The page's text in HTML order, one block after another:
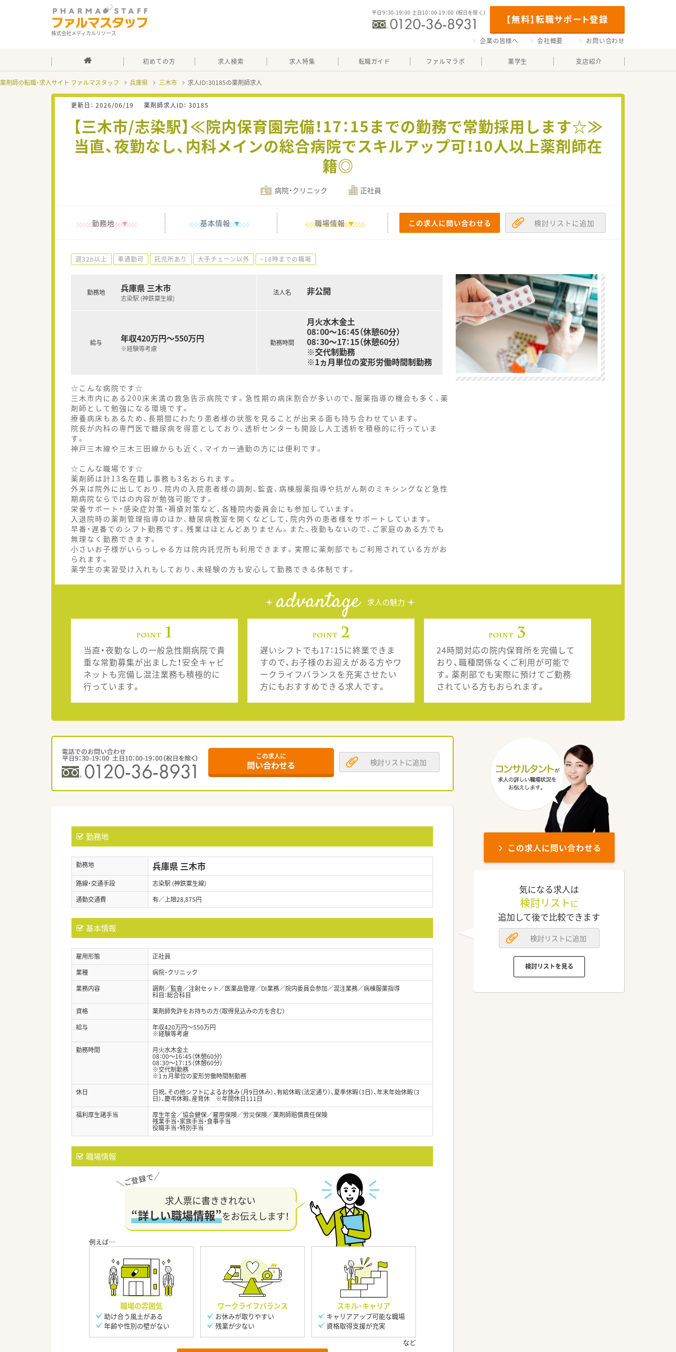
株式会社メディカルリソース
【無料】転職サポート登録
平日9：30-19：00 土日10：00-19：00 （祝日を除く）
企業の皆様へ 会社概要 お問い合わせ
初めての方 求人検索 求人特集 転職ガイド ファルマラボ 薬学生 支店紹介
薬剤師の転職・求人サイト ファルマスタッフ 兵庫県 三木市 求人ID：30185の薬剤師求人
更新日： 2026/06/19 薬剤師求人ID： 30185
【三木市/志染駅】≪院内保育園完備！17：15までの勤務で常勤採用します☆≫
当直、夜勤なし、内科メインの総合病院でスキルアップ可！10人以上薬剤師在
籍◎
病院・クリニック 正社員
勤務地 基本情報 職場情報 この求人に問い合わせる 検討リストに追加
週32h以上 車通勤可 託児所あり 大手チェーン以外 ~18時までの職場
勤務地 兵庫県 三木市
志染駅 (神鉄粟生線)
給与 年収420万円～550万円
※経験等考慮
法人名 非公開
勤務時間
月火水木金土
08：00～16：45（休憩60分）
08：30～17：15（休憩60分）
※交代制勤務
※1ヵ月単位の変形労働時間制勤務
☆こんな病院です☆
三木市内にある200床未満の救急告示病院です。急性期の病床割合が多いので、服薬指導の機会も多く、薬
剤師として勉強になる環境です。
療養病床もあるため、長期間にわたり患者様の状態を見ることが出来る面も持ち合わせています。
院長が内科の専門医で糖尿病を得意としており、透析センターも開設し人工透析を積極的に行っていま
す。
神戸三木線や三木三田線からも近く、マイカー通勤の方には便利です。
☆こんな職場です☆
薬剤師は計13名在籍し事務も3名おられます。
外来は院外に出しており、院内の入院患者様の調剤、監査、病棟服薬指導や抗がん剤のミキシングなど急性
期病院ならではの内容が勉強可能です。
栄養サポート・感染症対策・褥瘡対策など、各種院内委員会にも参加しています。
入退院時の薬剤管理指導のほか、糖尿病教室を開くなどして、院内外の患者様をサポートしています。
早番・遅番でのシフト勤務です。残業はほとんどありません。また、夜勤もないので、ご家庭のある方でも
無理なく勤務できます。
小さいお子様がいらっしゃる方は院内託児所も利用できます。実際に薬剤部でもご利用されている方がお
られます。
薬学生の実習受け入れもしており、未経験の方も安心して勤務できる体制です。
advantage 求人の魅力
当直・夜勤なしの一般急性期病院で貴
重な常勤募集が出ました！安全キャビ
ネットも完備し混注業務も積極的に
行っています。
遅いシフトでも17：15に終業できま
すので、お子様のお迎えがある方やワ
ークライフバランスを充実させたい
方にもおすすめできる求人です。
24時間対応の院内保育所を完備して
おり、職種関係なくご利用が可能で
す。薬剤部でも実際に預けてご勤務
されている方もおられます。
この求人に
問い合わせる 検討リストに追加
勤務地
勤務地 兵庫県 三木市
路線・交通手段
志染駅 (神鉄粟生線)
通勤交通費
有／上限28,875円
基本情報
雇用形態
正社員
業種
病院・クリニック
業務内容
調剤／監査／注射セット／医薬品管理／DI業務／院内委員会参加／混注業務／病棟服薬指導
科目：総合科目
資格
薬剤師免許をお持ちの方（取得見込みの方を含む）
給与
年収420万円～550万円
※経験等考慮
勤務時間
月火水木金土
08：00～16：45（休憩60分）
08：30～17：15（休憩60分）
※交代制勤務
※1ヵ月単位の変形労働時間制勤務
休日
日祝、その他シフトによるお休み（月9日休み）、有給休暇（法定通り）、夏季休暇（3日）、年末年始休暇（3
日）、慶弔休暇、産育休 ※年間休日111日
福利厚生諸手当
厚生年金／協会健保／雇用保険／労災保険／薬剤師賠償責任保険
残業手当・家族手当・食事手当
役職手当・特別手当
職場情報
求人票に書ききれない
“詳しい職場情報”をお伝えします！
職場の雰囲気
助け合う風土がある
年齢や性別の壁がない
ワークライフバランス
お休みが取りやすい
残業が少ない
スキル・キャリア
キャリアアップ可能な職場
資格取得支援が充実
この求人に問い合わせる
気になる求人は
検討リスト に
追加して後で比較できます
検討リストに追加
検討リストを見る